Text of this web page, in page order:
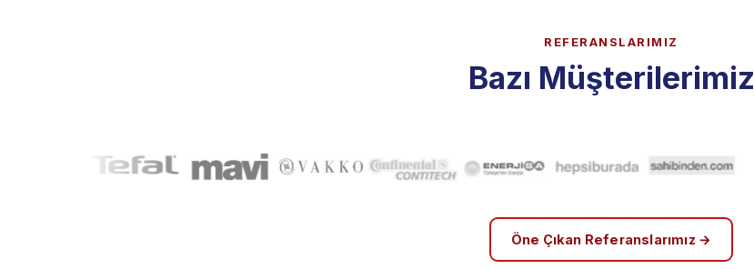
REFERANSLARIMIZ
Bazı Müşterilerimiz
Öne Çıkan Referanslarımız →